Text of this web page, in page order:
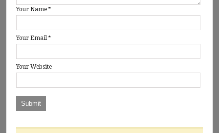
Your Name *
Your Email *
Your Website